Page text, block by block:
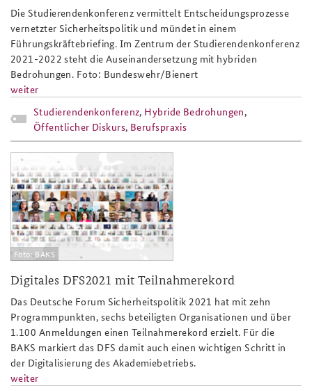
Die Studierendenkonferenz vermittelt Entscheidungsprozesse
vernetzter Sicherheitspolitik und mündet in einem
Führungskräftebriefing. Im Zentrum der Studierendenkonferenz
2021-2022 steht die Auseinandersetzung mit hybriden
Bedrohungen. Foto: Bundeswehr/Bienert
weiter
Studierendenkonferenz, Hybride Bedrohungen,
Öffentlicher Diskurs, Berufspraxis
dfs2021_bericht_slider.png
Foto: BAKS
Digitales DFS2021 mit Teilnahmerekord
Das Deutsche Forum Sicherheitspolitik 2021 hat mit zehn
Programmpunkten, sechs beteiligten Organisationen und über
1.100 Anmeldungen einen Teilnahmerekord erzielt. Für die
BAKS markiert das DFS damit auch einen wichtigen Schritt in
der Digitalisierung des Akademiebetriebs.
weiter